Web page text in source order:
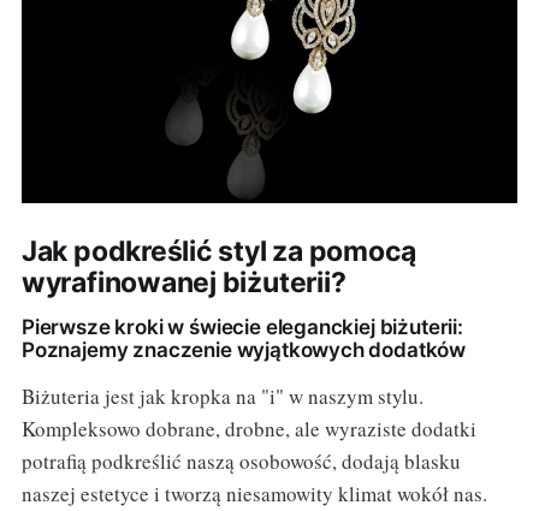
Jak podkreślić styl za pomocą
wyrafinowanej biżuterii?
Pierwsze kroki w świecie eleganckiej biżuterii:
Poznajemy znaczenie wyjątkowych dodatków
Biżuteria jest jak kropka na "i" w naszym stylu.
Kompleksowo dobrane, drobne, ale wyraziste dodatki
potrafią podkreślić naszą osobowość, dodają blasku
naszej estetyce i tworzą niesamowity klimat wokół nas.